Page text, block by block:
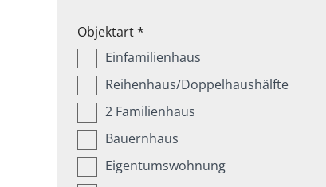
Objektart *
Einfamilienhaus
Reihenhaus/Doppelhaushälfte
2 Familienhaus
Bauernhaus
Eigentumswohnung